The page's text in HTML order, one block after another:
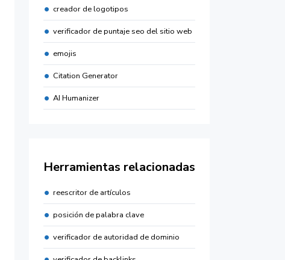
creador de logotipos
verificador de puntaje seo del sitio web
emojis
Citation Generator
AI Humanizer
Herramientas relacionadas
reescritor de artículos
posición de palabra clave
verificador de autoridad de dominio